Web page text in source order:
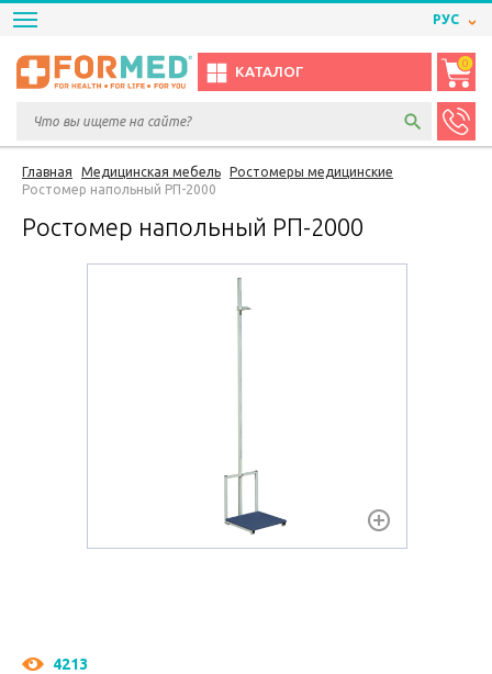
РУС
КАТАЛОГ
0
Главная Медицинская мебель
Ростомеры медицинские
Ростомер напольный РП-2000
Ростомер напольный РП-2000
4213